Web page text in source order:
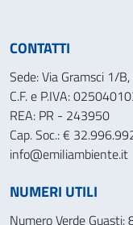
CONTATTI
Sede: Via Gramsci 1/
C.F. e P.IVA:
REA: PR - 243950
Cap. Soc.: €
info@emiliambiente.it
NUMERI UTILI
Numero Verde Guasti: